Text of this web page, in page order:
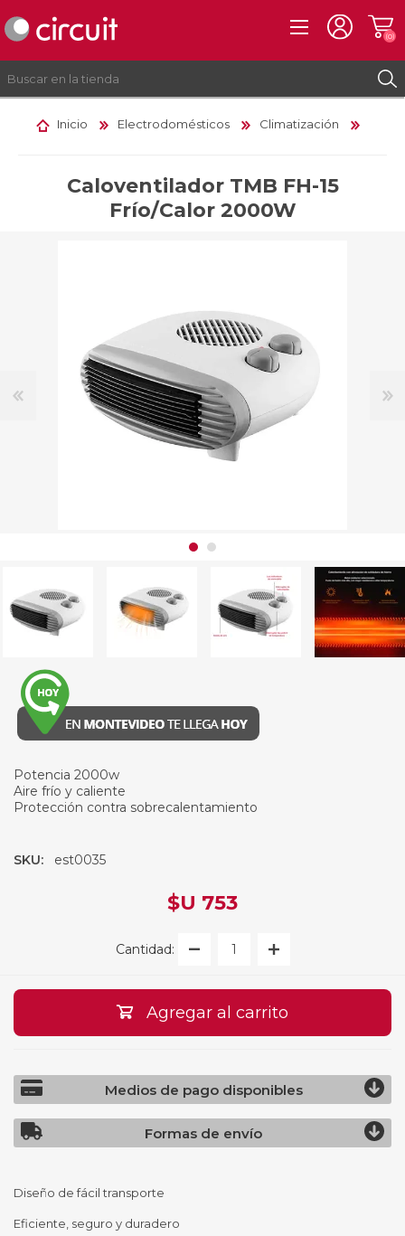
INICIAR SESIÓN
(0)
Inicio Electrodomésticos Climatización
Caloventilador TMB FH-15
Frío/Calor 2000W
Potencia 2000w
Aire frío y caliente
Protección contra sobrecalentamiento
SKU: est0035
$U 753
Cantidad:
Agregar al carrito
Medios de pago disponibles
Formas de envío
Diseño de fácil transporte
Eficiente, seguro y duradero